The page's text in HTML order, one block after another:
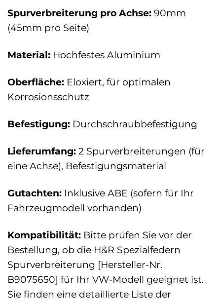
Spurverbreiterung pro Achse: 90mm
(45mm pro Seite)
Material: Hochfestes Aluminium
Oberfläche: Eloxiert, für optimalen
Korrosionsschutz
Befestigung: Durchschraubbefestigung
Lieferumfang: 2 Spurverbreiterungen (für
eine Achse), Befestigungsmaterial
Gutachten: Inklusive ABE (sofern für Ihr
Fahrzeugmodell vorhanden)
Kompatibilität: Bitte prüfen Sie vor der
Bestellung, ob die H&R Spezialfedern
Spurverbreiterung [Hersteller-Nr.
B9075650] für Ihr VW-Modell geeignet ist.
Sie finden eine detaillierte Liste der